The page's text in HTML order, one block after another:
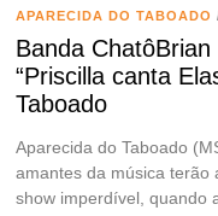
APARECIDA DO TABOADO
Banda
“Priscilla canta
Taboado
Aparecida do Taboado
amantes da música terão
show imperdível, quando